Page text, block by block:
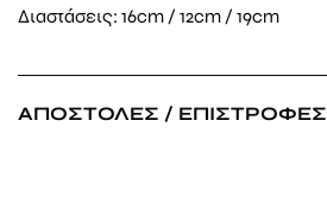
Διαστάσεις: 16cm / 12cm / 19cm
ΑΠΟΣΤΟΛΈΣ / ΕΠΙΣΤΡΟΦΈΣ